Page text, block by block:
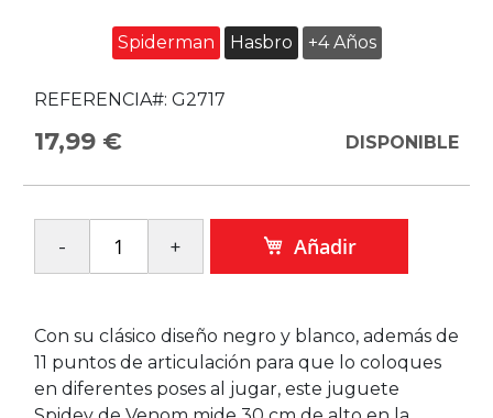
Spiderman Hasbro +4 Años
REFERENCIA#: G2717
17,99 € DISPONIBLE
Añadir
Con su clásico diseño negro y blanco, además de
11 puntos de articulación para que lo coloques
en diferentes poses al jugar, este juguete